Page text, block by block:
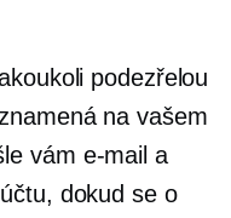
podezřelou
na vašem
vám e-mail a
dokud se o